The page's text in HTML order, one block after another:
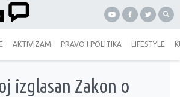
AKTIVIZAM PRAVO I POLITIKA LIFESTYLE
izglasan Zakon o